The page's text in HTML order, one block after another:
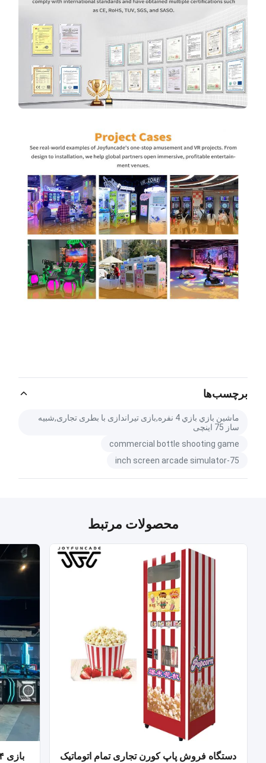
برچسب‌ها
ماشين بازي بازي 4 نفره,بازی تیراندازی با بطری تجاری,شبیه
ساز 75 اینچی
commercial bottle shooting game
75-inch screen arcade simulator
محصولات مرتبط
دستگاه فروش پاپ کورن تجاری تمام اتوماتیک